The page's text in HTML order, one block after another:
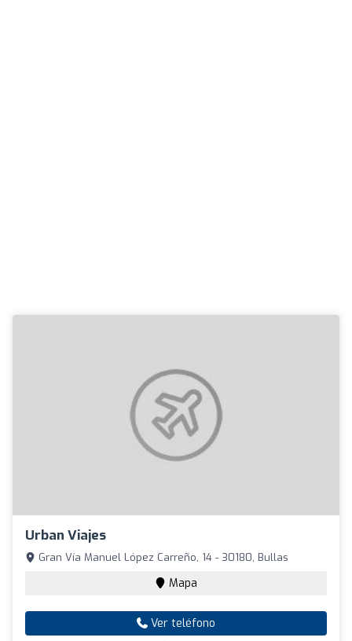
Urban Viajes
Gran Vía Manuel López Carreño, 14 - 30180, Bullas
Mapa
Ver teléfono